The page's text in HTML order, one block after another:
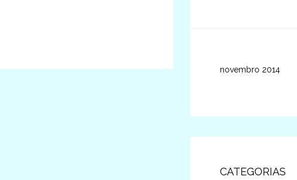
novembro 2014
CATEGORIAS